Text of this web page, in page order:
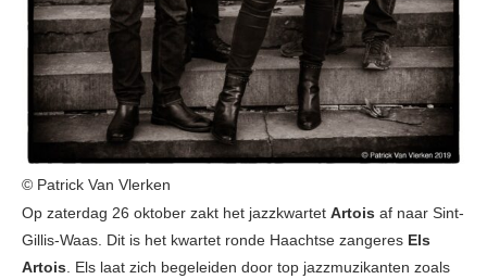
© Patrick Van Vlerken
Op zaterdag 26 oktober zakt het jazzkwartet Artois af naar Sint-
Gillis-Waas. Dit is het kwartet ronde Haachtse zangeres Els
Artois. Els laat zich begeleiden door top jazzmuzikanten zoals